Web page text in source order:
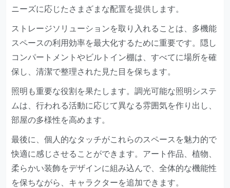
ニーズに応じたさまざまな配置を提供します。
ストレージソリューションを取り入れることは、多機能
スペースの利用効率を最大化するために重要です。隠し
コンパートメントやビルトイン棚は、すべてに場所を確
保し、清潔で整理された見た目を保ちます。
照明も重要な役割を果たします。調光可能な照明システ
ムは、行われる活動に応じて異なる雰囲気を作り出し、
部屋の多様性を高めます。
最後に、個人的なタッチがこれらのスペースを魅力的で
快適に感じさせることができます。アート作品、植物、
柔らかい装飾をデザインに組み込んで、全体的な機能性
を保ちながら、キャラクターを追加できます。